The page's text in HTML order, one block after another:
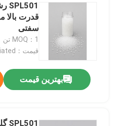
اخبار
موارد
ورق PET
قدرت بالا
سفتی
MOQ：1 تن
قیمت：To Be Negotiated
بهترین قیمت